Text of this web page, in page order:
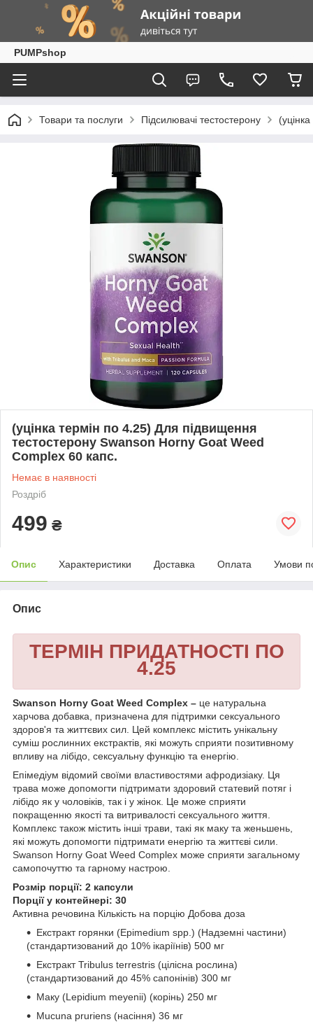
PUMPshop
Товари та послуги Підсилювачі тестостерону
(уцінка термін по 4.25) Для підвищення
тестостерону Swanson Horny Goat Weed
Complex 60 капс.
Немає в наявності
Роздріб
499 ₴
Опис Характеристики Доставка Оплата Умови
Опис
ТЕРМІН ПРИДАТНОСТІ ПО
4.25
Swanson Horny Goat Weed Complex – це натуральна
харчова добавка, призначена для підтримки сексуального
здоров'я та життєвих сил. Цей комплекс містить унікальну
суміш рослинних екстрактів, які можуть сприяти позитивному
впливу на лібідо, сексуальну функцію та енергію.
Епімедіум відомий своїми властивостями афродизіаку. Ця
трава може допомогти підтримати здоровий статевий потяг і
лібідо як у чоловіків, так і у жінок. Це може сприяти
покращенню якості та витривалості сексуального життя.
Комплекс також містить інші трави, такі як маку та женьшень,
які можуть допомогти підтримати енергію та життєві сили.
Swanson Horny Goat Weed Complex може сприяти загальному
самопочуттю та гарному настрою.
Розмір порції: 2 капсули
Порції у контейнері: 30
Активна речовина Кількість на порцію Добова доза
Екстракт горянки (Epimedium spp.) (Надземні частини)
(стандартизований до 10% ікаріїнів) 500 мг
Екстракт Tribulus terrestris (цілісна рослина)
(стандартизований до 45% сапонінів) 300 мг
Маку (Lepidium meyenii) (корінь) 250 мг
Mucuna pruriens (насіння) 36 мг